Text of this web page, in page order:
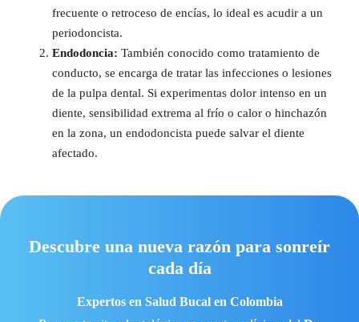
frecuente o retroceso de encías, lo ideal es acudir a un
periodoncista.
Endodoncia: También conocido como tratamiento de
conducto, se encarga de tratar las infecciones o lesiones
de la pulpa dental. Si experimentas dolor intenso en un
diente, sensibilidad extrema al frío o calor o hinchazón
en la zona, un endodoncista puede salvar el diente
afectado.
Descubre una nueva razón para sonreír
cada día
Expertos en Salud Bucal en Colombia